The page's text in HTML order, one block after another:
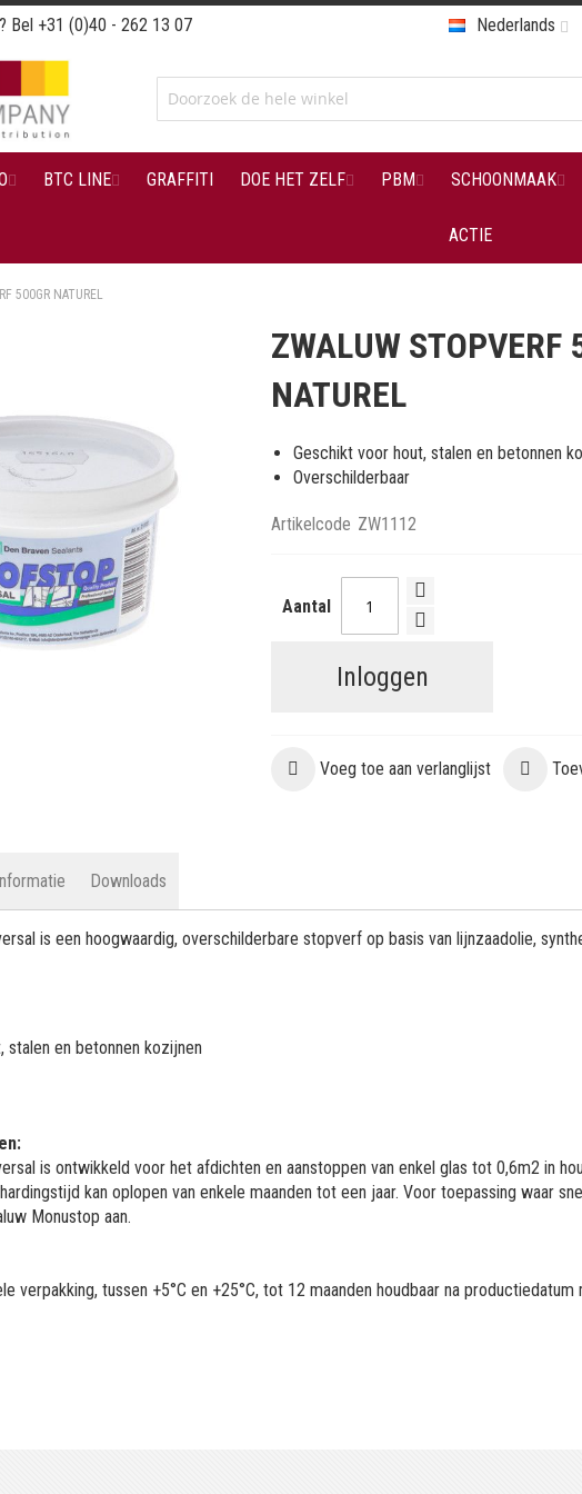
Bel +31 (0)40 - 262 13 07 Nederlands
BTC LINE GRAFFITI DOE HET ZELF PBM SCHOONMAAK
ACTIE
500GR NATUREL
ZWALUW STOPVERF
NATUREL
Geschikt voor hout, stalen en betonnen
Overschilderbaar
Artikelcode ZW1112
Aantal
Inloggen
Voeg toe aan verlanglijst
is een hoogwaardig, overschilderbare stopverf op basis van lijnzaadolie,
stalen en betonnen kozijnen
is ontwikkeld voor het afdichten en aanstoppen van enkel glas tot 0,6m2 in
kan oplopen van enkele maanden tot een jaar. Voor toepassing waar
Monustop aan.
verpakking, tussen +5°C en +25°C, tot 12 maanden houdbaar na
Downloads